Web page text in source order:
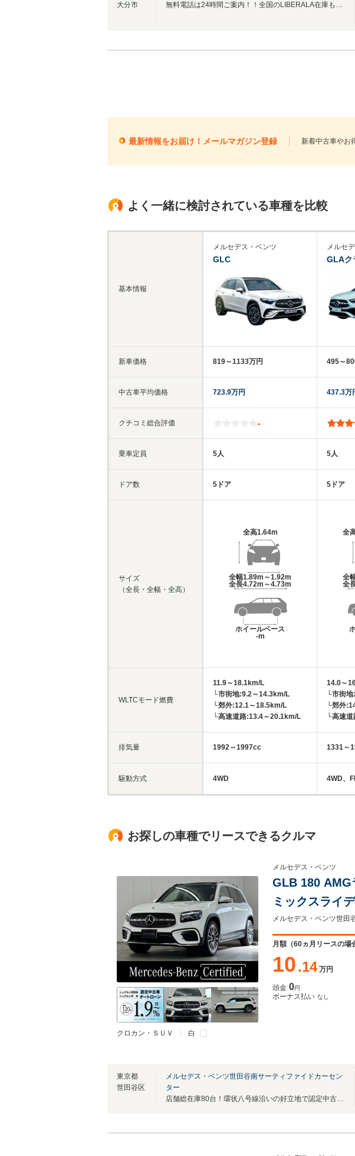
大分市
無料電話は24時間ご案内！！全国のLIBERALA在庫も見たい方は一括照会が可能です！
最新情報をお届け！メールマガジン登録 新着中古車やお
よく一緒に検討されている車種を比較
基本情報
新車価格
中古車平均価格
クチコミ総合評価
乗車定員
ドア数
サイズ
（全長・全幅・全高）
WLTCモード燃費
排気量
駆動方式
メルセデス・ベンツ
GLC
819～1133万円
723.9万円
-
5人
5ドア
全高1.64m
全幅1.89m～1.92m
全長4.72m～4.73m
ホイールベース
-m
11.9～18.1km/L
└市街地:9.2～14.3km/L
└郊外:12.1～18.5km/L
└高速道路:13.4～20.1km/L
1992～1997cc
4WD
メルセ
GLAク
495～
437.3万
5人
5ドア
全
全
全
14.0～
└市街
└郊外
└高速
1331～
4WD、
お探しの車種でリースできるクルマ
クロカン・ＳＵＶ 白
メルセデス・ベンツ
GLB 180 AMG
ミックスライ
ニック運転席
ー/アンビエン
月額（60ヵ月リースの場
10.14 万円
頭金 0円
ボーナス払い なし
東京都
世田谷区
メルセデス・ベンツ世田谷南サーティファイドカーセン
ター
店舗総在庫80台！環状八号線沿いの好立地で認定中古車をご覧頂けます。